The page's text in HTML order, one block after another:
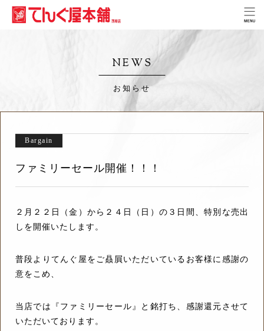
NEWS
お知らせ
ファミリーセール開催！！！
Bargain
２月２２日（金）から２４日（日）の３日間、特別な売出
しを開催いたします。
普段よりてんぐ屋をご贔屓いただいているお客様に感謝の
意をこめ、
当店では『ファミリーセール』と銘打ち、感謝還元させて
いただいております。